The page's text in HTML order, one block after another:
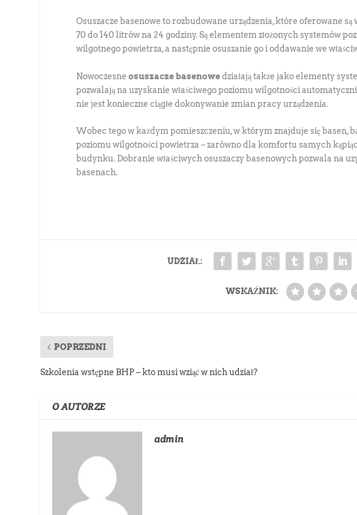
Osuszacze basenowe to rozbudowane urządzenia, które oferowane
70 do 140 litrów na 24 godziny. Są elementem złożonych systemów
wilgotnego powietrza, a następnie osuszanie go i oddawanie we
Nowoczesneosuszacze basenowedziałają także jako elementy
pozwalają na uzyskanie właściwego poziomu wilgotności
nie jest konieczne ciągłe dokonywanie zmian pracy urządzenia.
Wobec tego w każdym pomieszczeniu, w którym znajduje się basen,
poziomu wilgotności powietrza – zarówno dla komfortu samych
budynku. Dobranie właściwych osuszaczy basenowych pozwala na
basenach.
UDZIAŁ:
WSKAŹNIK:
POPRZEDNI
Szkolenia wstępne BHP – kto musi wziąć w nich udział?
O AUTORZE
admin